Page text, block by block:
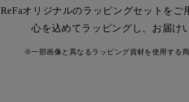
ReFaオリジナルのラッピングセットを ご
心を込めてラッピングし、お届け
※一部画像と異なるラッピング資材を使用する商